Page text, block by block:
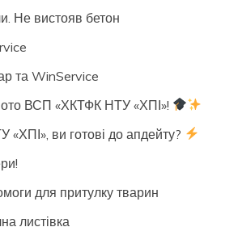
Не вистояв бетон
та WinService
ВСП «ХКТФК НТУ «ХПІ»!
ви готові до апдейту?
для притулку тварин
листівка